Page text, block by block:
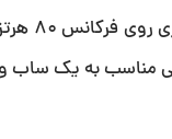
خروجی را در بازه